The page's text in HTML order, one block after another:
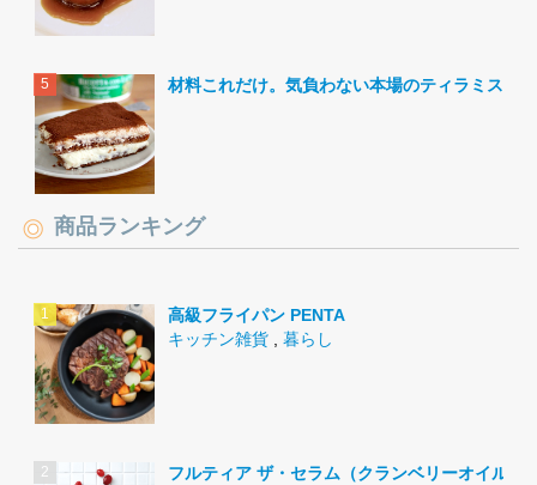
材料これだけ。気負わない本場のティラミス。
商品ランキング
高級フライパン PENTA
キッチン雑貨
暮らし
フルティア ザ・セラム（クランベリーオイル）